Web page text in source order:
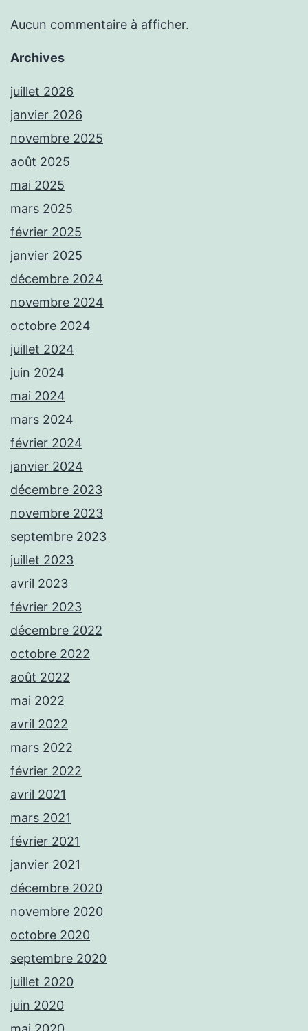
Aucun commentaire à afficher.
Archives
juillet 2026
janvier 2026
novembre 2025
août 2025
mai 2025
mars 2025
février 2025
janvier 2025
décembre 2024
novembre 2024
octobre 2024
juillet 2024
juin 2024
mai 2024
mars 2024
février 2024
janvier 2024
décembre 2023
novembre 2023
septembre 2023
juillet 2023
avril 2023
février 2023
décembre 2022
octobre 2022
août 2022
mai 2022
avril 2022
mars 2022
février 2022
avril 2021
mars 2021
février 2021
janvier 2021
décembre 2020
novembre 2020
octobre 2020
septembre 2020
juillet 2020
juin 2020